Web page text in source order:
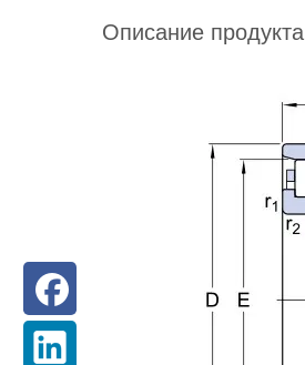
Описание продукта